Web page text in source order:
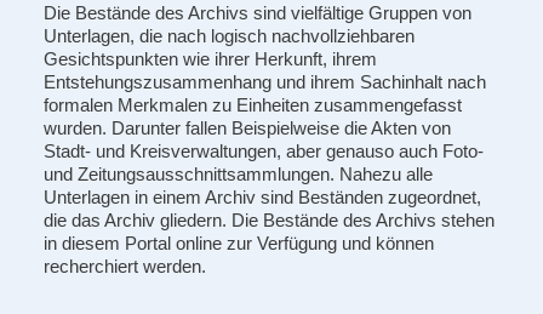
Die Bestände des Archivs sind vielfältige Gruppen von
Unterlagen, die nach logisch nachvollziehbaren
Gesichtspunkten wie ihrer Herkunft, ihrem
Entstehungszusammenhang und ihrem Sachinhalt nach
formalen Merkmalen zu Einheiten zusammengefasst
wurden. Darunter fallen Beispielweise die Akten von
Stadt- und Kreisverwaltungen, aber genauso auch Foto-
und Zeitungsausschnittsammlungen. Nahezu alle
Unterlagen in einem Archiv sind Beständen zugeordnet,
die das Archiv gliedern. Die Bestände des Archivs stehen
in diesem Portal online zur Verfügung und können
recherchiert werden.